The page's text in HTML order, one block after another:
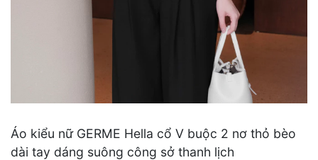
Áo kiểu nữ GERME Hella cổ V buộc 2 nơ thỏ bèo
dài tay dáng suông công sở thanh lịch